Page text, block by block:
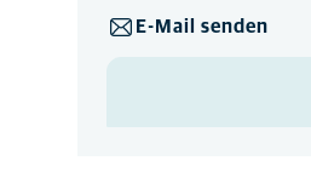
E-Mail senden